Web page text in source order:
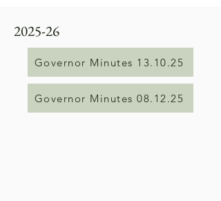
2025-26
Governor Minutes 13.10.25
Governor Minutes 08.12.25